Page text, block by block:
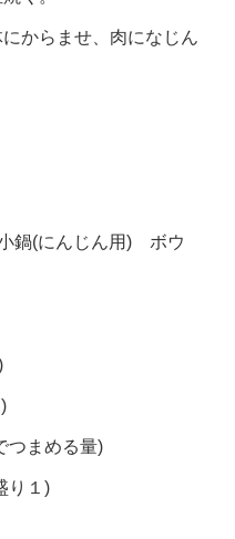
からませ、肉になじん
鍋(にんじん用) ボウ
つまめる量)
り１)